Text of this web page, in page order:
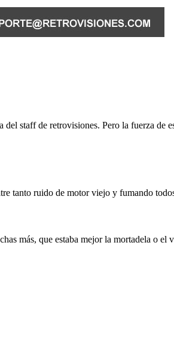
staff de retrovisiones. Pero la fuerza de
tanto ruido de motor viejo y fumando
más, que estaba mejor la mortadela o